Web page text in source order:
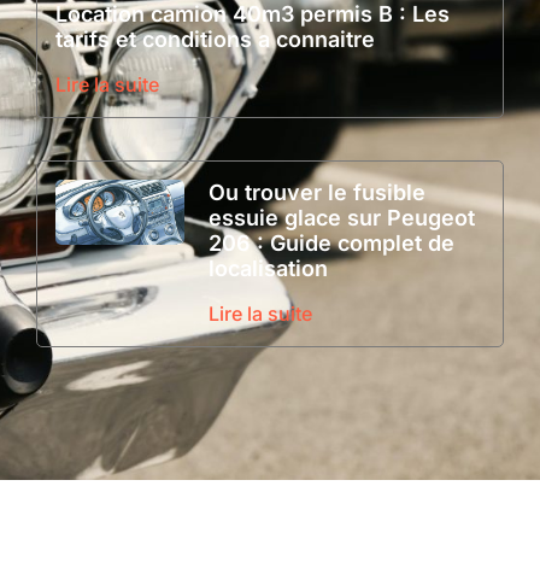
Location camion 40m3 permis B : Les
tarifs et conditions a connaitre
Lire la suite
Ou trouver le fusible
essuie glace sur Peugeot
206 : Guide complet de
localisation
Lire la suite